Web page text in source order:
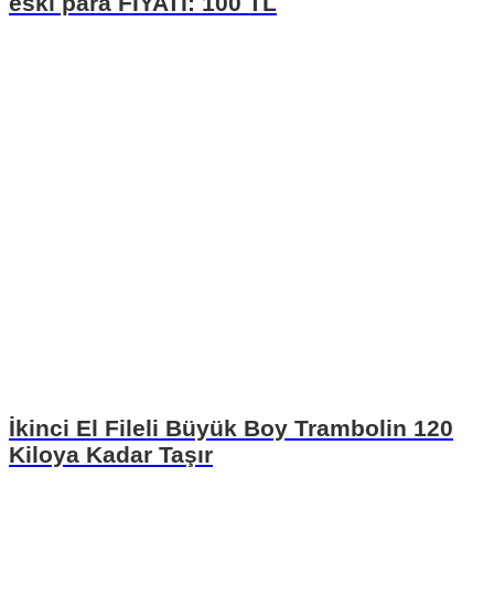
İkinci El Fileli Büyük Boy Trambolin 120
Kiloya Kadar Taşır